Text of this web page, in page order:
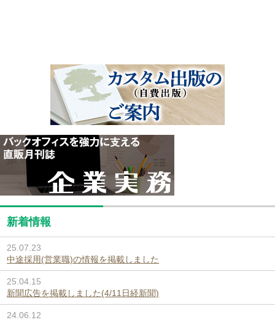
新着情報
25.07.23
中途採用(営業職)の情報を掲載しました
25.04.15
新聞広告を掲載しました(4/11日経新聞)
24.06.12